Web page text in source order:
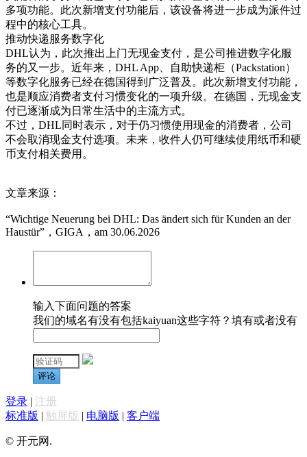
多项功能。此次新增支付功能后，该设备将进一步成为派件过
程中的核心工具。
推动快递服务数字化
DHL认为，此次推出上门无现金支付，是公司推进数字化服
务的又一步。近年来，DHL App、自助快递柜（Packstation）
等数字化服务已经在德国得到广泛普及。此次新增支付功能，
也是顺应消费者支付习惯变化的一项升级。在德国，无现金支
付已逐渐成为日常生活中的主流方式。
不过，DHL同时表示，对于仍习惯使用现金的消费者，公司
不会取消现金支付选项。未来，收件人仍可继续使用纸币和硬
币支付相关费用。
文章来源：
“Wichtige Neuerung bei DHL: Das ändert sich für Kunden an der
Haustür”，GIGA，am 30.06.2026
输入下面问题的答案
我们的域名有没有包括kaiyuan这些字符？填有或者没有
评论
登录 | 注册
标准版 | 触屏版 | 电脑版 | 客户端
© 开元网.